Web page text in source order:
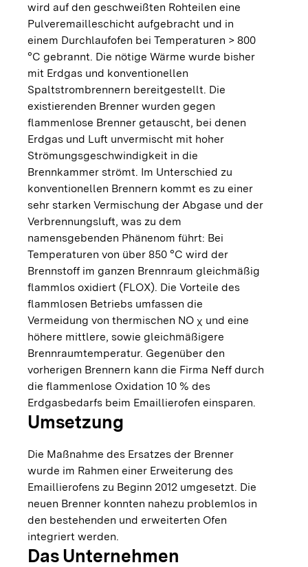
wird auf den geschweißten Rohteilen eine
Pulveremailleschicht aufgebracht und in
einem Durchlaufofen bei Temperaturen > 800
°C gebrannt. Die nötige Wärme wurde bisher
mit Erdgas und konventionellen
Spaltstrombrennern bereitgestellt. Die
existierenden Brenner wurden gegen
flammenlose Brenner getauscht, bei denen
Erdgas und Luft unvermischt mit hoher
Strömungsgeschwindigkeit in die
Brennkammer strömt. Im Unterschied zu
konventionellen Brennern kommt es zu einer
sehr starken Vermischung der Abgase und der
Verbrennungsluft, was zu dem
namensgebenden Phänenom führt: Bei
Temperaturen von über 850 °C wird der
Brennstoff im ganzen Brennraum gleichmäßig
flammlos oxidiert (FLOX). Die Vorteile des
flammlosen Betriebs umfassen die
Vermeidung von thermischen NO X und eine
höhere mittlere, sowie gleichmäßigere
Brennraumtemperatur. Gegenüber den
vorherigen Brennern kann die Firma Neff durch
die flammenlose Oxidation 10 % des
Erdgasbedarfs beim Emaillierofen einsparen.
Umsetzung
Die Maßnahme des Ersatzes der Brenner
wurde im Rahmen einer Erweiterung des
Emaillierofens zu Beginn 2012 umgesetzt. Die
neuen Brenner konnten nahezu problemlos in
den bestehenden und erweiterten Ofen
integriert werden.
Das Unternehmen